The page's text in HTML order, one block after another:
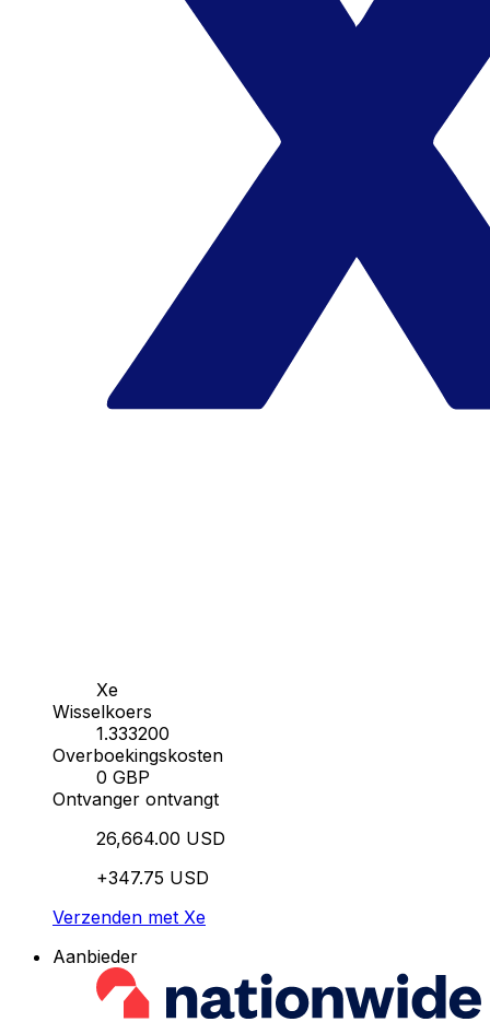
Xe
Wisselkoers
1.333200
Overboekingskosten
0 GBP
Ontvanger ontvangt
26,664.00 USD
+347.75 USD
Verzenden met Xe
Aanbieder